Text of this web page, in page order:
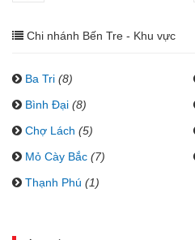
Chi nhánh Bến Tre - Khu vực
Ba Tri (8)
Bình Đại (8)
Chợ Lách (5)
Mỏ Cày Bắc (7)
Thạnh Phú (1)